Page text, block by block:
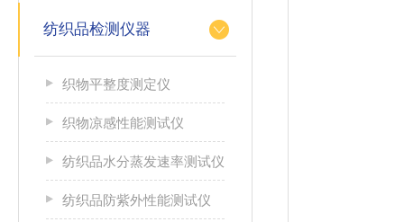
纺织品检测仪器
织物平整度测定仪
织物凉感性能测试仪
纺织品水分蒸发速率测试仪
纺织品防紫外性能测试仪